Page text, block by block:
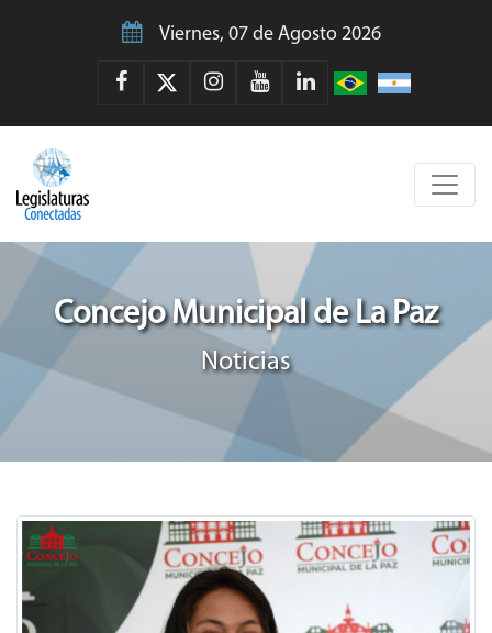
Viernes, 07 de Agosto 2026
Concejo Municipal de La Paz
Noticias